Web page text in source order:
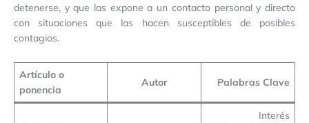
detenerse, y que las expone a un contacto personal y directo
con situaciones que las hacen susceptibles de posibles
contagios.
Artículo o
ponencia
Autor Palabras Clave
Interés